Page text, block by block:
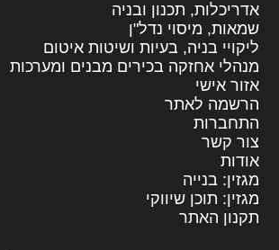
אדריכלות, תכנון ובניה
שמאות, מיסוי נדל"ן
ליקויי בניה, בעיות ושיטות איטום
מנהלי אחזקה בכירים מבנים ומערכות
אזור אישי
הרשמה לאתר
התחברות
צור קשר
אודות
מגזין: בנייה
מגזין: תוכן שיווקי
תקנון האתר